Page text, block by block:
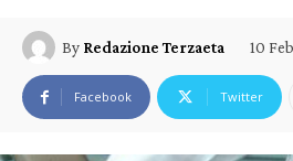
By Redazione Terzaeta 10
Facebook Twitter